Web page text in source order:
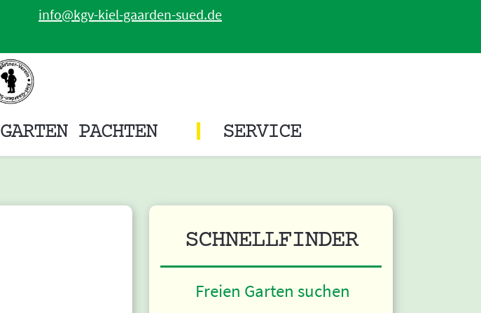
info@kgv-kiel-gaarden-sued.de
GARTEN PACHTEN SERVICE
SCHNELLFINDER
Freien Garten suchen